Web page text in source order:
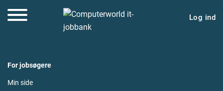
Log ind
For jobsøgere
Min side